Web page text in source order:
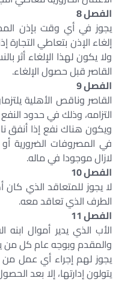
الفصل 8
يجوز في أي وقت بإذن
إلغاء الإذن بتعاطي
ولا يكون لهذا الإلغاء أثر
القاصر قبل حصول الإلغاء.
الفصل 9
القاصر وناقص الأهلية
التزامه، وذلك في حدود
ويكون هناك نفع إذا أنفق
في المصروفات الضرورية
لازال موجودا في ماله.
الفصل 10
لا يجوز للمتعاقد الذي كان
الطرف الذي تعاقد معه.
الفصل 11
الأب الذي يدير أموال
والمقدم وبوجه عام كل من
يجوز لهم إجراء أي عمل من
يتولون إدارتها، إلا بعد